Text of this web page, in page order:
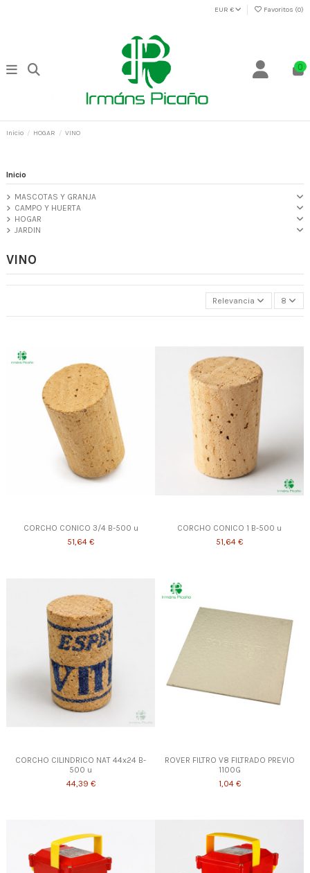
EUR € Favoritos (0)
0
Inicio HOGAR VINO
VINO
Relevancia 8
CORCHO CONICO 3/4 B-500 u
51,64 €
CORCHO CONICO 1 B-500 u
51,64 €
CORCHO CILINDRICO NAT 44x24 B-
500 u
44,39 €
ROVER FILTRO V8 FILTRADO PREVIO
1100G
1,04 €
Inicio
MASCOTAS Y GRANJA
CAMPO Y HUERTA
HOGAR
JARDIN